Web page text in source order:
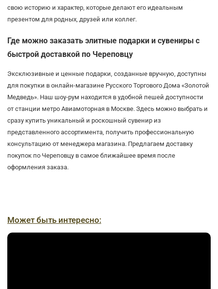
свою историю и характер, которые делают его идеальным
презентом для родных, друзей или коллег.
Где можно заказать элитные подарки и сувениры с
быстрой доставкой по Череповцу
Эксклюзивные и ценные подарки, созданные вручную, доступны
для покупки в онлайн-магазине Русского Торгового Дома «Золотой
Медведь». Наш шоу-рум находится в удобной пешей доступности
от станции метро Авиамоторная в Москве. Здесь можно выбрать и
сразу купить уникальный и роскошный сувенир из
представленного ассортимента, получить профессиональную
консультацию от менеджера магазина. Предлагаем доставку
покупок по Череповцу в самое ближайшее время после
оформления заказа.
Может быть интересно: